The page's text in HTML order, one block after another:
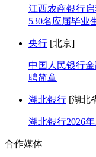
江西农商银行
530名应届毕业
央行 [北京]
中国人民银行
聘简章
湖北银行 [湖北
湖北银行2026
合作媒体